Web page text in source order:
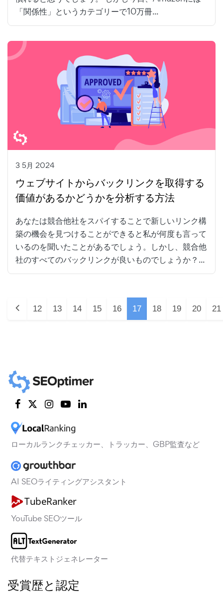
「関係性」というカテゴリーで10万冊...
3 5月 2024
ウェブサイトからバックリンクを取得する
価値があるかどうかを分析する方法
あなたは競合他社をスパイすることで新しいリンク構
築の機会を見つけることができると私が何度も言って
いるのを聞いたことがあるでしょう。しかし、競合他
社のすべてのバックリンクが良いものでしょうか？...
12 13 14 15 16 17 18 19 20 21
ローカルランクチェッカー、トラッカー、GBP監査など
AI SEOライティングアシスタント
YouTube SEOツール
代替テキストジェネレーター
受賞歴と認定